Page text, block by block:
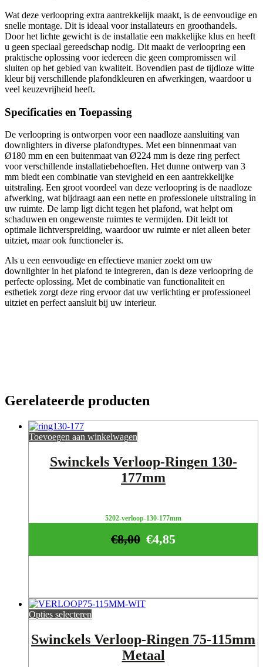
Wat deze verloopring extra aantrekkelijk maakt, is de eenvoudige en
snelle montage. Dit is ideaal voor installateurs en groothandels.
Door het lichte gewicht is de installatie een makkelijke klus en heeft
u geen speciaal gereedschap nodig. Dit maakt de verloopring een
praktische oplossing voor iedereen die geen compromissen wil
sluiten op het gebied van kwaliteit. Bovendien past de tijdloze witte
kleur bij verschillende plafondkleuren en afwerkingen, waardoor u
veel keuzevrijheid heeft.
Specificaties en Toepassing
De verloopring is ontworpen voor een naadloze aansluiting van
downlighters in diverse plafondtypes. Met een binnenmaat van
Ø180 mm en een buitenmaat van Ø224 mm is deze ring perfect
voor verschillende installatiebehoeften. Het dunne ontwerp van 3
mm biedt een combinatie van stevigheid en een aantrekkelijke
uitstraling. Een groot voordeel van deze verloopring is de naadloze
afwerking, wat bijdraagt aan een nette en professionele uitstraling in
uw ruimte. De lamp ligt dicht tegen het plafond, wat helpt om
schaduwen en ongewenste ruimtes te vermijden. Dit leidt tot
optimale lichtverspreiding, waardoor uw ruimte er niet alleen beter
uitziet, maar ook functioneler is.
Als u een eenvoudige en effectieve manier zoekt om uw
downlighter in het plafond te integreren, dan is deze verloopring de
perfecte oplossing. Met de combinatie van functionaliteit en
esthetiek zorgt deze ring ervoor dat uw verlichting er professioneel
uitziet en perfect aansluit bij uw interieur.
Gerelateerde producten
Toevoegen aan winkelwagen
Swinckels Verloop-Ringen 130-
177mm
5202-verloop-130-177mm
€4,85
€8,00
Opties selecteren
Swinckels Verloop-Ringen 75-115mm
Metaal